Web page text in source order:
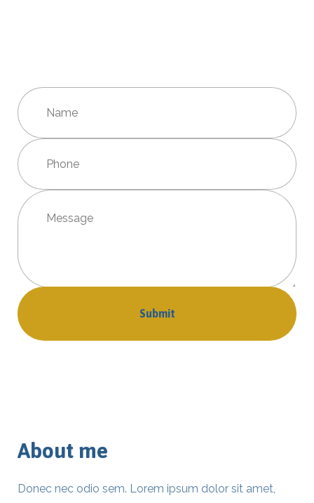
About me
Donec nec odio sem. Lorem ipsum dolor sit amet,